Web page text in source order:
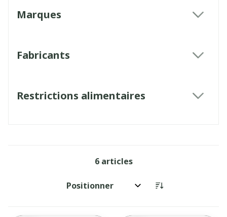
Marques
Fabricants
Restrictions alimentaires
6articles
Trier par: